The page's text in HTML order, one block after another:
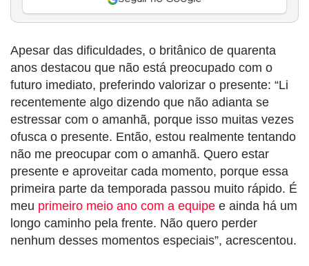
Apesar das dificuldades, o britânico de quarenta
anos destacou que não está preocupado com o
futuro imediato, preferindo valorizar o presente: “Li
recentemente algo dizendo que não adianta se
estressar com o amanhã, porque isso muitas vezes
ofusca o presente. Então, estou realmente tentando
não me preocupar com o amanhã. Quero estar
presente e aproveitar cada momento, porque essa
primeira parte da temporada passou muito rápido. É
meu primeiro meio ano com a equipe e ainda há um
longo caminho pela frente. Não quero perder
nenhum desses momentos especiais”, acrescentou.